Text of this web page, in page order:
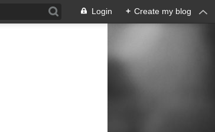
Login + Create my blog